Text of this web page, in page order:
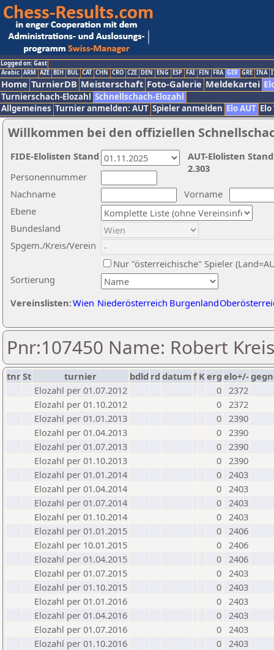
Logged on: Gast
Arabic ARM AZE BIH BUL CAT CHN CRO CZE DEN ENG ESP FAI FIN FRA GER GRE INA
Home TurnierDB Meisterschaft Foto-Galerie Meldekartei
Turnierschach-Elozahl Schnellschach-Elozahl
Allgemeines Turnier anmelden: AUT Spieler anmelden Elo AUT
Willkommen bei den offiziellen
Nachname
Vorname
Ebene
Sortierung
Personennummer
Bundesland
Spgem./Kreis/Verein
Nur "österreichische" Spieler
Vereinslisten:Wien Niederösterreich Burgenland
AUT-Elolisten
2.303
FIDE-Elolisten Stand
Pnr:107450 Name: Robert
tnrSt turnier bdld rd datumf Kerg elo+/-
Elozahl per 01.07.2012
0 2372
Elozahl per 01.10.2012
0 2372
Elozahl per 01.01.2013
0 2390
Elozahl per 01.04.2013
0 2390
Elozahl per 01.07.2013
0 2390
Elozahl per 01.10.2013
0 2390
Elozahl per 01.01.2014
0 2403
Elozahl per 01.04.2014
0 2403
Elozahl per 01.07.2014
0 2403
Elozahl per 01.10.2014
0 2403
Elozahl per 01.01.2015
0 2406
Elozahl per 10.01.2015
0 2406
Elozahl per 01.04.2015
0 2406
Elozahl per 01.07.2015
0 2403
Elozahl per 01.10.2015
0 2403
Elozahl per 01.01.2016
0 2403
Elozahl per 01.04.2016
0 2403
Elozahl per 01.07.2016
0 2403
Elozahl per 01.10.2016
0 2403